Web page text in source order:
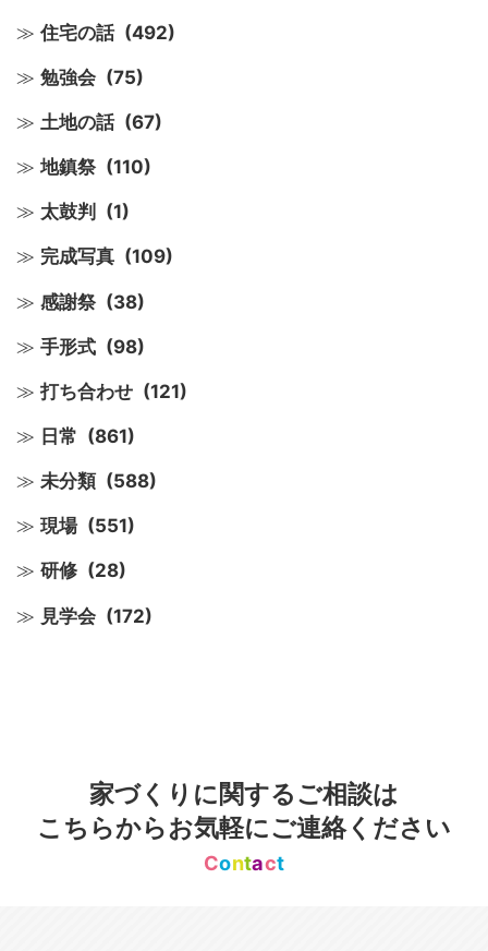
住宅の話 (492)
勉強会 (75)
土地の話 (67)
地鎮祭 (110)
太鼓判 (1)
完成写真 (109)
感謝祭 (38)
手形式 (98)
打ち合わせ (121)
日常 (861)
未分類 (588)
現場 (551)
研修 (28)
見学会 (172)
家づくりに関するご相談は
こちらからお気軽にご連絡ください
Contact